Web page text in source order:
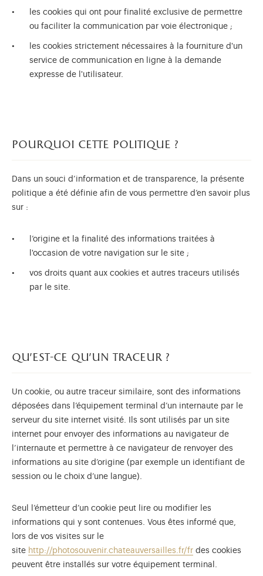
les cookies qui ont pour finalité exclusive de permettre
ou faciliter la communication par voie électronique ;
les cookies strictement nécessaires à la fourniture d'un
service de communication en ligne à la demande
expresse de l'utilisateur.
pourquoi cette politique ?
Dans un souci d’information et de transparence, la présente
politique a été définie afin de vous permettre d’en savoir plus
sur :
l’origine et la finalité des informations traitées à
l'occasion de votre navigation sur le site ;
vos droits quant aux cookies et autres traceurs utilisés
par le site.
qu’est-ce qu’un traceur ?
Un cookie, ou autre traceur similaire, sont des informations
déposées dans l’équipement terminal d’un internaute par le
serveur du site internet visité. Ils sont utilisés par un site
internet pour envoyer des informations au navigateur de
l’internaute et permettre à ce navigateur de renvoyer des
informations au site d’origine (par exemple un identifiant de
session ou le choix d’une langue).
Seul l’émetteur d’un cookie peut lire ou modifier les
informations qui y sont contenues. Vous êtes informé que,
lors de vos visites sur le
site http://photosouvenir.chateauversailles.fr/fr des cookies
peuvent être installés sur votre équipement terminal.